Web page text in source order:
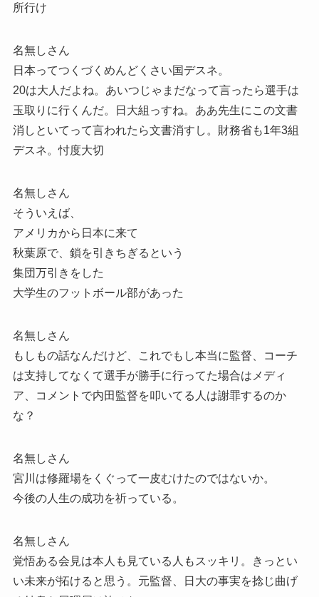
所行け
名無しさん
日本ってつくづくめんどくさい国デスネ。
20は大人だよね。あいつじゃまだなって言ったら選手は
玉取りに行くんだ。日大組っすね。ああ先生にこの文書
消しといてって言われたら文書消すし。財務省も1年3組
デスネ。忖度大切
名無しさん
そういえば、
アメリカから日本に来て
秋葉原で、鎖を引きちぎるという
集団万引きをした
大学生のフットボール部があった
名無しさん
もしもの話なんだけど、これでもし本当に監督、コーチ
は支持してなくて選手が勝手に行ってた場合はメディ
ア、コメントで内田監督を叩いてる人は謝罪するのか
な？
名無しさん
宮川は修羅場をくぐって一皮むけたのではないか。
今後の人生の成功を祈っている。
名無しさん
覚悟ある会見は本人も見ている人もスッキリ。きっとい
い未来が拓けると思う。元監督、日大の事実を捻じ曲げ